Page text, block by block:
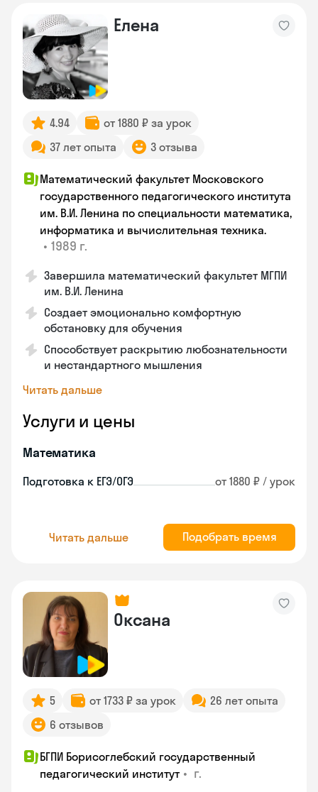
Елена
4.94
от 1880 ₽ за урок
37 лет опыта
3 отзыва
Математический факультет Московского
государственного педагогического института
им. В.И. Ленина по специальности математика,
информатика и вычислительная техника.
• 1989 г.
Завершила математический факультет МГПИ
им. В.И. Ленина
Создает эмоционально комфортную
обстановку для обучения
Способствует раскрытию любознательности
и нестандартного мышления
Читать дальше
Услуги и цены
Математика
Подготовка к ЕГЭ/ОГЭ от 1880 ₽ / урок
Читать дальше Подобрать время
Оксана
5 от 1733 ₽ за урок
26 лет опыта
6 отзывов
БГПИ Борисоглебский государственный
педагогический институт • г.